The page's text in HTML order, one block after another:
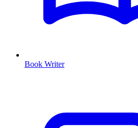
Book Writer